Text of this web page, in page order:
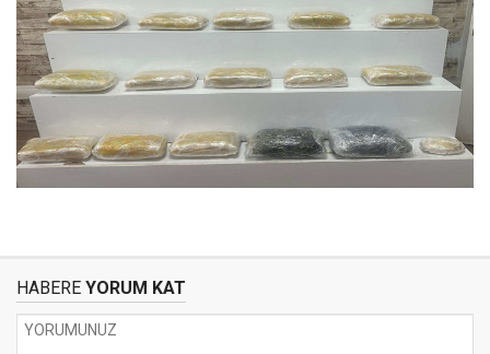
HABERE YORUM KAT